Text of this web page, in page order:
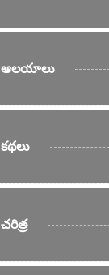
ఆలయాలు
కథలు
చరిత్ర